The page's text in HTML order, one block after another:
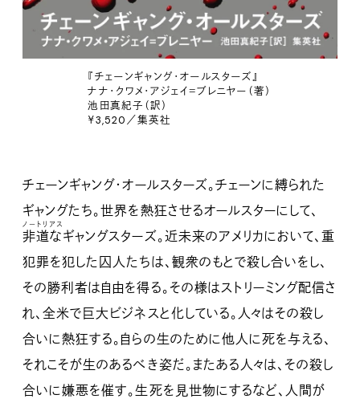
『チェーンギャング・オールスターズ』
ナナ・クワメ・アジェイ＝ブレニヤー（著）
池田真紀子（訳）
￥3,520／集英社
チェーンギャング・オールスターズ。チェーンに縛られた
ギャングたち。世界を熱狂させるオールスターにして、
非道な
ノートリアス
ギャングスターズ。近未来のアメリカにおいて、重
犯罪を犯した囚人たちは、観衆のもとで殺し合いをし、
その勝利者は自由を得る。その様はストリーミング配信さ
れ、全米で巨大ビジネスと化している。人々はその殺し
合いに熱狂する。自らの生のために他人に死を与える、
それこそが生のあるべき姿だ。またある人々は、その殺し
合いに嫌悪を催す。生死を見世物にするなど、人間が